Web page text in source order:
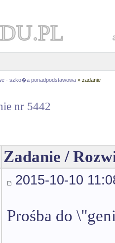
- szko�a ponadpodstawowa » zadanie
nr 5442
Zadanie /
2015-10-10
Prośba do